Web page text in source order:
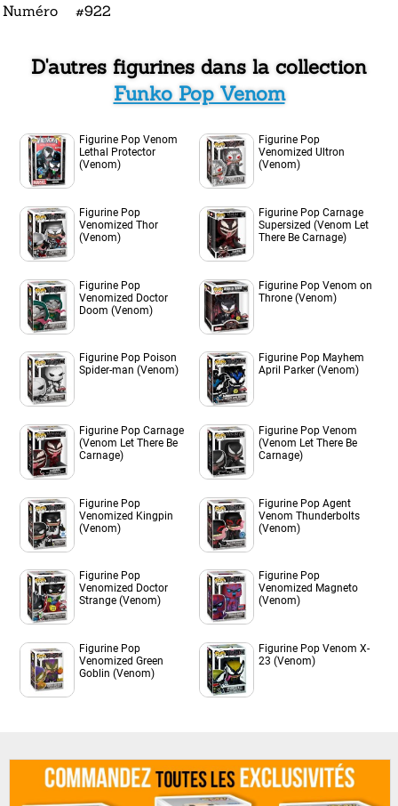
Numéro
#922
D'autres figurines dans la collection
Funko Pop Venom
Figurine Pop Venom
Lethal Protector
(Venom)
Figurine Pop
Venomized Ultron
(Venom)
Figurine Pop
Venomized Thor
(Venom)
Figurine Pop Carnage
Supersized (Venom Let
There Be Carnage)
Figurine Pop
Venomized Doctor
Doom (Venom)
Figurine Pop Venom on
Throne (Venom)
Figurine Pop Poison
Spider-man (Venom)
Figurine Pop Mayhem
April Parker (Venom)
Figurine Pop Carnage
(Venom Let There Be
Carnage)
Figurine Pop Venom
(Venom Let There Be
Carnage)
Figurine Pop
Venomized Kingpin
(Venom)
Figurine Pop Agent
Venom Thunderbolts
(Venom)
Figurine Pop
Venomized Doctor
Strange (Venom)
Figurine Pop
Venomized Magneto
(Venom)
Figurine Pop
Venomized Green
Goblin (Venom)
Figurine Pop Venom X-
23 (Venom)